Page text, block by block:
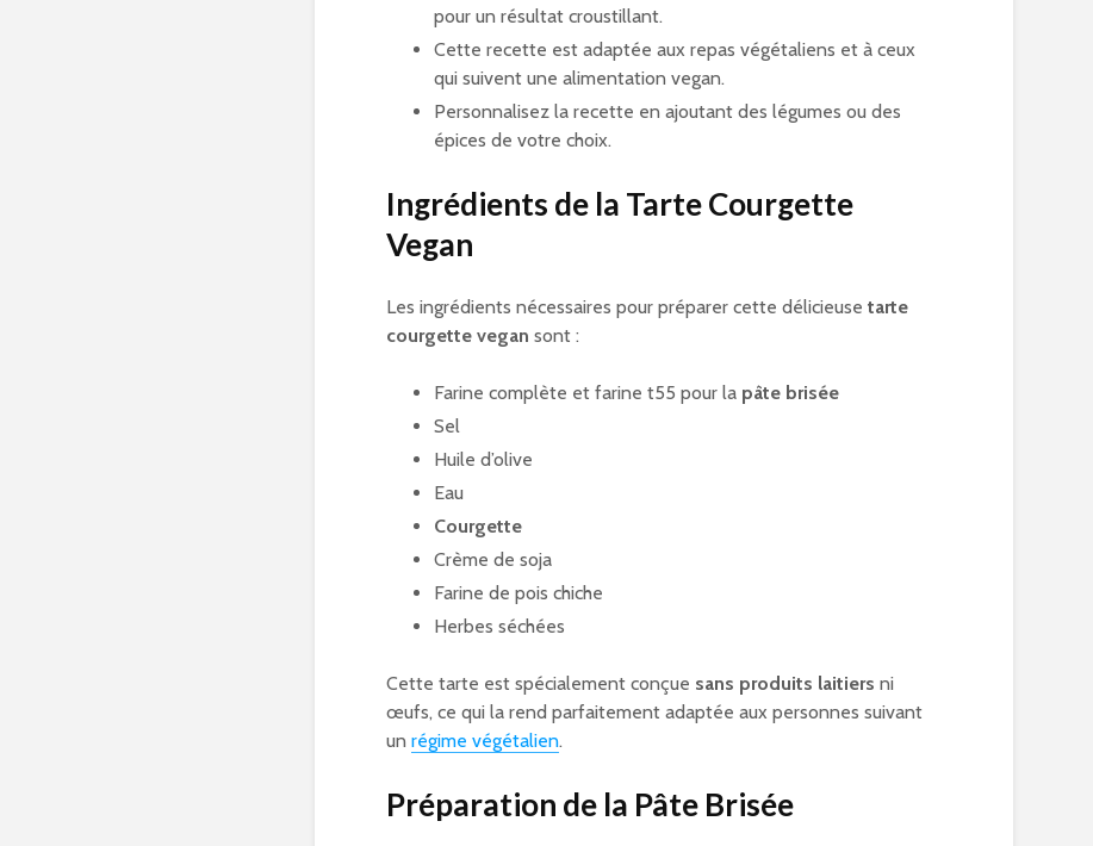
pour un résultat croustillant.
Cette recette est adaptée aux repas végétaliens et à ceux
qui suivent une alimentation vegan.
Personnalisez la recette en ajoutant des légumes ou des
épices de votre choix.
Ingrédients de la Tarte Courgette
Vegan
Les ingrédients nécessaires pour préparer cette délicieusetarte
courgette vegan sont :
Farine complète et farine t55 pour la pâte brisée
Sel
Huile d’olive
Eau
Courgette
Crème de soja
Farine de pois chiche
Herbes séchées
Cette tarte est spécialement conçue sans produits laitiers ni
œufs, ce qui la rend parfaitement adaptée aux personnes suivant
unrégime végétalien.
Préparation de la Pâte Brisée